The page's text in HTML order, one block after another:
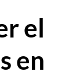
el
en